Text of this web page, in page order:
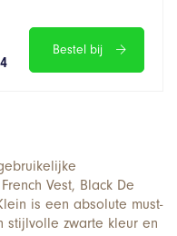
Bestel bij
Vest, Black De
is een absolute must-
stijlvolle zwarte kleur en